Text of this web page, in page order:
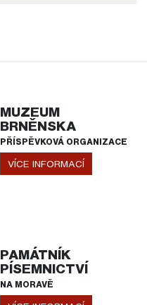
MUZEUM
BRNĚNSKA
PŘÍSPĚVKOVÁ ORGANIZACE
VÍCE INFORMACÍ
PAMÁTNÍK
PÍSEMNICTVÍ
NA MORAVĚ